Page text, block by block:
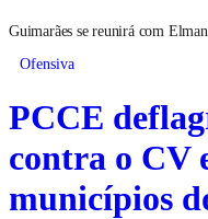
Guimarães se reunirá com
Ofensiva
PCCE
contra o CV
municípios